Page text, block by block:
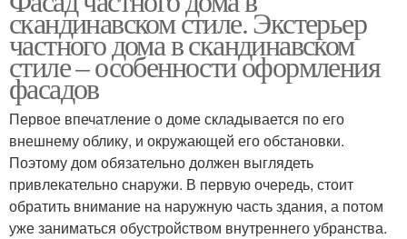
скандинавском стиле. Экстерьер
частного дома в скандинавском
стиле – особенности оформления
фасадов
Первое впечатление о доме складывается по его
внешнему облику, и окружающей его обстановки.
Поэтому дом обязательно должен выглядеть
привлекательно снаружи. В первую очередь, стоит
обратить внимание на наружную часть здания, а потом
уже заниматься обустройством внутреннего убранства.